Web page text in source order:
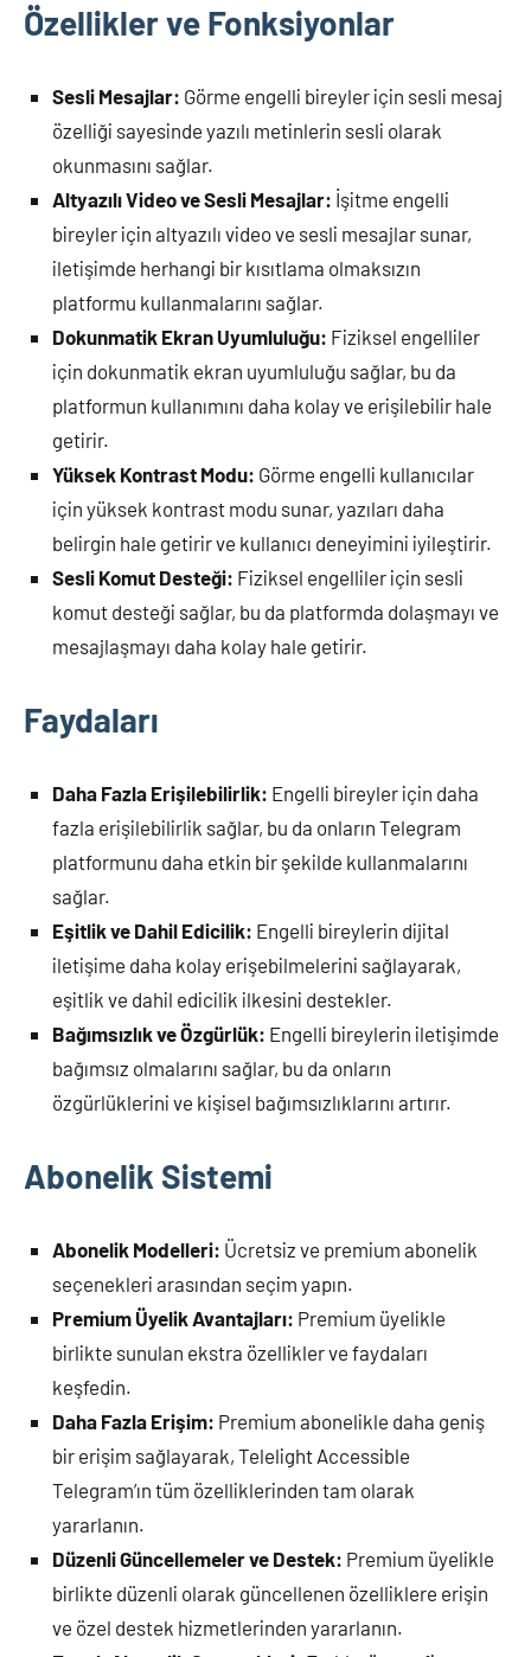
Özellikler ve Fonksiyonlar
Sesli Mesajlar: Görme engelli bireyler için sesli mesaj
özelliği sayesinde yazılı metinlerin sesli olarak
okunmasını sağlar.
Altyazılı Video ve Sesli Mesajlar: İşitme engelli
bireyler için altyazılı video ve sesli mesajlar sunar,
iletişimde herhangi bir kısıtlama olmaksızın
platformu kullanmalarını sağlar.
Dokunmatik Ekran Uyumluluğu: Fiziksel engelliler
için dokunmatik ekran uyumluluğu sağlar, bu da
platformun kullanımını daha kolay ve erişilebilir hale
getirir.
Yüksek Kontrast Modu: Görme engelli kullanıcılar
için yüksek kontrast modu sunar, yazıları daha
belirgin hale getirir ve kullanıcı deneyimini iyileştirir.
Sesli Komut Desteği: Fiziksel engelliler için sesli
komut desteği sağlar, bu da platformda dolaşmayı ve
mesajlaşmayı daha kolay hale getirir.
Faydaları
Daha Fazla Erişilebilirlik: Engelli bireyler için daha
fazla erişilebilirlik sağlar, bu da onların Telegram
platformunu daha etkin bir şekilde kullanmalarını
sağlar.
Eşitlik ve Dahil Edicilik: Engelli bireylerin dijital
iletişime daha kolay erişebilmelerini sağlayarak,
eşitlik ve dahil edicilik ilkesini destekler.
Bağımsızlık ve Özgürlük: Engelli bireylerin iletişimde
bağımsız olmalarını sağlar, bu da onların
özgürlüklerini ve kişisel bağımsızlıklarını artırır.
Abonelik Sistemi
Abonelik Modelleri: Ücretsiz ve premium abonelik
seçenekleri arasından seçim yapın.
Premium Üyelik Avantajları: Premium üyelikle
birlikte sunulan ekstra özellikler ve faydaları
keşfedin.
Daha Fazla Erişim: Premium abonelikle daha geniş
bir erişim sağlayarak, Telelight Accessible
Telegram’ın tüm özelliklerinden tam olarak
yararlanın.
Düzenli Güncellemeler ve Destek: Premium üyelikle
birlikte düzenli olarak güncellenen özelliklere erişin
ve özel destek hizmetlerinden yararlanın.